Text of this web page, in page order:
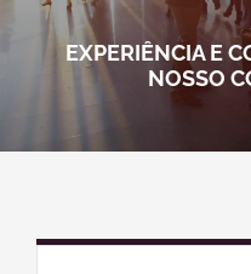
EXPERIÊNCIA E
NOSSO